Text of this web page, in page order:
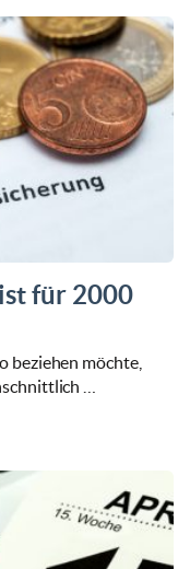
für 2000
beziehen möchte,
…